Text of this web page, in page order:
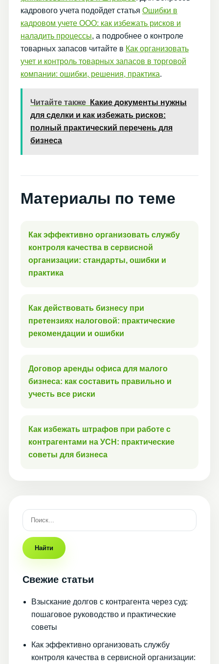
кадрового учета подойдет статья Ошибки в
кадровом учете ООО: как избежать рисков и
наладить процессы, а подробнее о контроле
товарных запасов читайте в Как организовать
учет и контроль товарных запасов в торговой
компании: ошибки, решения, практика.
Читайте также
Какие документы нужны
для сделки и как избежать рисков:
полный практический перечень для
бизнеса
Материалы по теме
Как эффективно организовать службу
контроля качества в сервисной
организации: стандарты, ошибки и
практика
Как действовать бизнесу при
претензиях налоговой: практические
рекомендации и ошибки
Договор аренды офиса для малого
бизнеса: как составить правильно и
учесть все риски
Как избежать штрафов при работе с
контрагентами на УСН: практические
советы для бизнеса
Найти
Свежие статьи
Взыскание долгов с контрагента через суд:
пошаговое руководство и практические
советы
Как эффективно организовать службу
контроля качества в сервисной организации: